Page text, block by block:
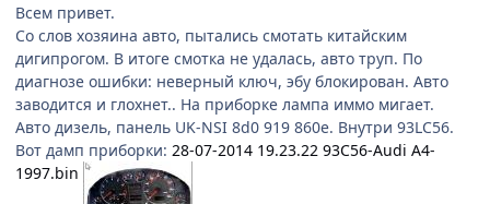
Всем привет.
Со слов хозяина авто, пытались смотать китайским
дигипрогом. В итоге смотка не удалась, авто труп. По
диагнозе ошибки: неверный ключ, эбу блокирован. Авто
заводится и глохнет.. На приборке лампа иммо мигает.
Авто дизель, панель UK-NSI 8d0 919 860e. Внутри 93LC56.
Вот дамп приборки: 28-07-2014 19.23.22 93C56-Audi A4-
1997.bin